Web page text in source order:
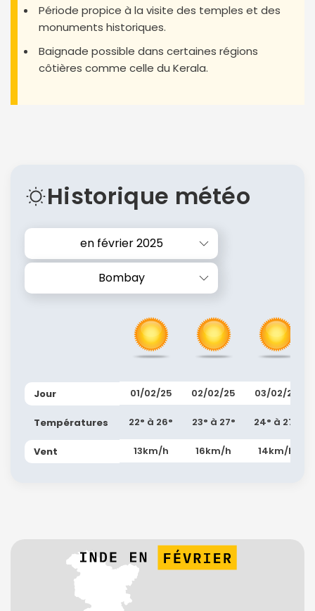
Période propice à la visite des temples et des
monuments historiques.
Baignade possible dans certaines régions
côtières comme celle du Kerala.
Historique météo
en février 2025
Bombay
Jour
Températures
Vent
01/02/25
22° à 26°
13km/h
02/02/25
23° à 27°
16km/h
03/02/25
24° à 27°
14km/h